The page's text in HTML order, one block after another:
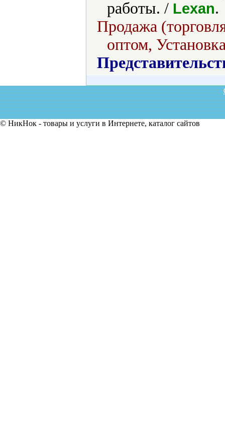
работы. / Lexan.
Продажа
оптом,
© НикНок - товары и услуги в Интернете, каталог сайтов